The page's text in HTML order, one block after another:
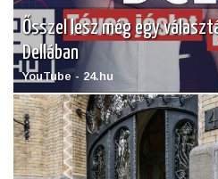
Ősszel lesz még egy
Dellában
YouTube - 24.hu